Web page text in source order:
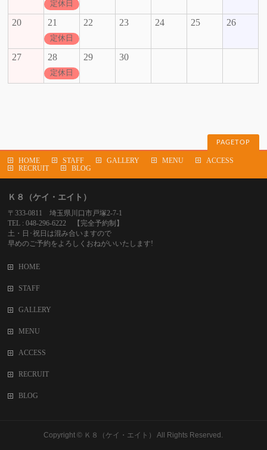
定休日
20 21
定休日
22 23 24 25 26
27 28
定休日
29 30
PAGETOP
HOME STAFF GALLERY MENU
ACCESS
RECRUIT
BLOG
Ｋ８（ケイ・エイト）
〒333-0811 埼玉県川口市戸塚2-7-1
TEL : 048-296-6222 【完全予約制】
土・日･祝日は混み合いますので
早めのご予約をよろしくおねがいいたします!
HOME
STAFF
GALLERY
MENU
ACCESS
RECRUIT
BLOG
Copyright © Ｋ８（ケイ・エイト） All Rights Reserved.